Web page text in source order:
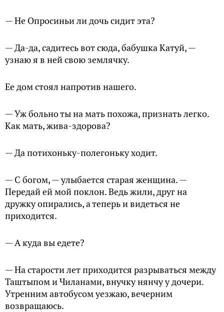
— Не Опросиньи ли дочь сидит эта?
— Да-да, садитесь вот сюда, бабушка Катуй, —
узнаю я в ней свою землячку.
Ее дом стоял напротив нашего.
— Уж больно ты на мать похожа, признать легко.
Как мать, жива-здорова?
— Да потихоньку-полегоньку ходит.
— С богом, — улыбается старая женщина. —
Передай ей мой поклон. Ведь жили, друг на
дружку опирались, а теперь и видеться не
приходится.
— А куда вы едете?
— На старости лет приходится разрываться между
Таштыпом и Чиланами, внучку нянчу у дочери.
Утренним автобусом уезжаю, вечерним
возвращаюсь.